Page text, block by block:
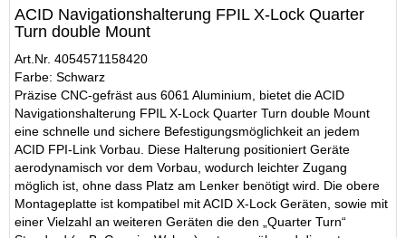
ACID Navigationshalterung FPIL X-Lock Quarter
Turn double Mount
Art.Nr. 4054571158420
Farbe: Schwarz
Präzise CNC-gefräst aus 6061 Aluminium, bietet die ACID
Navigationshalterung FPIL X-Lock Quarter Turn double Mount
eine schnelle und sichere Befestigungsmöglichkeit an jedem
ACID FPI-Link Vorbau. Diese Halterung positioniert Geräte
aerodynamisch vor dem Vorbau, wodurch leichter Zugang
möglich ist, ohne dass Platz am Lenker benötigt wird. Die obere
Montageplatte ist kompatibel mit ACID X-Lock Geräten, sowie mit
einer Vielzahl an weiteren Geräten die den „Quarter Turn“